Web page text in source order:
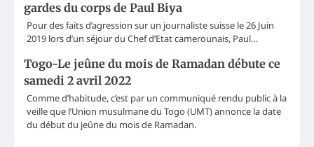
gardes du corps de Paul Biya
Pour des faits d’agression sur un journaliste suisse le 26 Juin
2019 lors d’un séjour du Chef d’Etat camerounais, Paul…
Togo-Le jeûne du mois de Ramadan débute ce
samedi 2 avril 2022
Comme d’habitude, c’est par un communiqué rendu public à la
veille que l’Union musulmane du Togo (UMT) annonce la date
du début du jeûne du mois de Ramadan.